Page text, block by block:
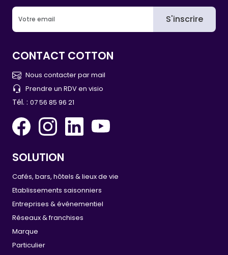
S'inscrire
CONTACT COTTON
Nous contacter par mail
Prendre un RDV en visio
Tél. : 07 56 85 96 21
SOLUTION
Cafés, bars, hôtels & lieux de vie
Etablissements saisonniers
Entreprises & événementiel
Réseaux & franchises
Marque
Particulier